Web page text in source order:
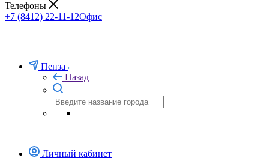
Телефоны
+7 (8412) 22-11-12Офис
Пенза
Назад
Личный кабинет